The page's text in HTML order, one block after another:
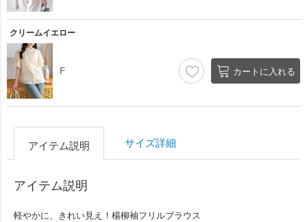
クリームイエロー
F カートに入れる
アイテム説明 サイズ詳細
アイテム説明
軽やかに、きれい見え！楊柳袖フリルブラウス